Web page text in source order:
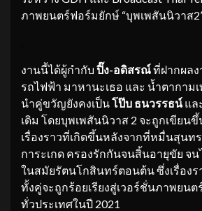
ภาพยนตร์ฟอร์มยักษ์ “บุพเพสันนิวาส
งานนี้ได้ผู้กำกับ ปิ๊ง-อดิสรณ์ที่ฝากผลง
รถไฟฟ้า มาหานะเธอ และ น้ำตากาม
นำคู่ขวัญยังคงเป็นโป๊บ ธนวรรธน์แล
เดิม โดยบุพเพสันนิวาส 2 จะถูกเขียน
เรื่องราวที่เกิดขึ้นหลังจากที่หมื่นสุนทร
การะเกด ครองรักกันจนสิ้นอายุขัย จ
ในสมัยรัตนโกสินทร์ตอนต้น ซึ่งเรื่อง
ทั้งคู่จะถูกร้อยเรียงสู่เวอร์ชั่นภาพยน
ทั่วประเทศในปี 2021